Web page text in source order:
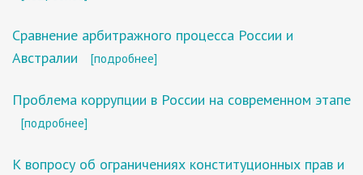
Сравнение арбитражного процесса России и
Австралии
[подробнее]
Проблема коррупции в России на современном этапе
[подробнее]
К вопросу об ограничениях конституционных прав и